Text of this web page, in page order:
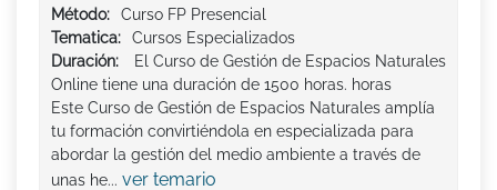
Método:
Curso FP Presencial
Tematica:
Cursos Especializados
Duración:
El Curso de Gestión de Espacios Naturales
Online tiene una duración de 1500 horas. horas
Este Curso de Gestión de Espacios Naturales amplía
tu formación convirtiéndola en especializada para
abordar la gestión del medio ambiente a través de
unas he... ver temario